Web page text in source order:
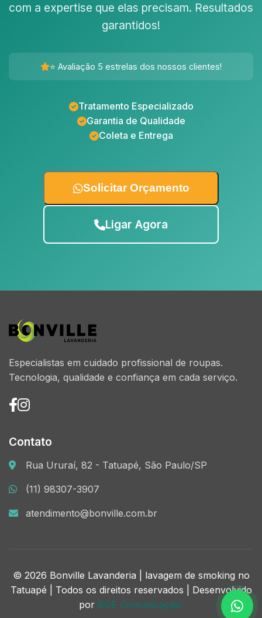
com a expertise que elas precisam. Resultados
garantidos!
⭐ Avaliação 5 estrelas dos nossos clientes!
Tratamento Especializado
Garantia de Qualidade
Coleta e Entrega
Solicitar Orçamento
Ligar Agora
Especialistas em cuidado profissional de roupas.
Tecnologia, qualidade e confiança em cada serviço.
Contato
Rua Ururaí, 82 - Tatuapé, São Paulo/SP
(11) 98307-3907
atendimento@bonville.com.br
© 2026 Bonville Lavanderia | lavagem de smoking no
Tatuapé | Todos os direitos reservados | Desenvolvido
por BGE Comunicação.